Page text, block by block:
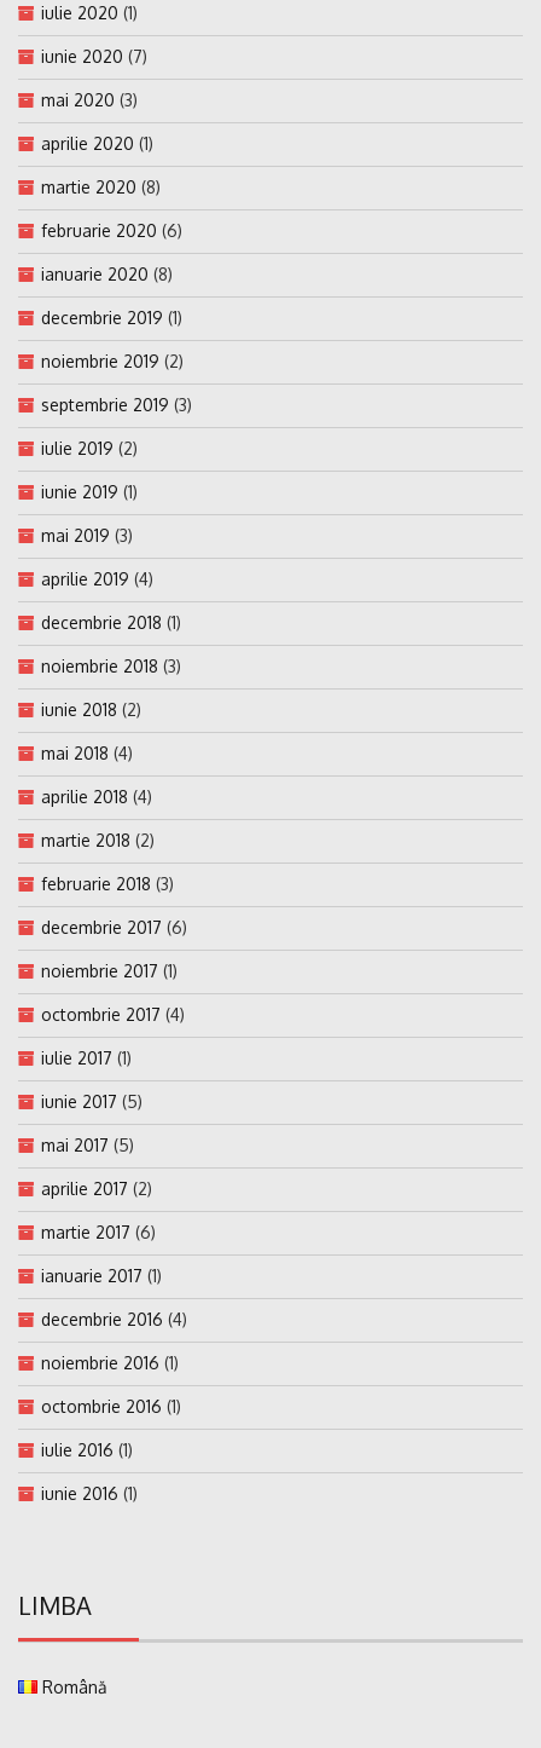
iulie 2020 (1)
iunie 2020 (7)
mai 2020 (3)
aprilie 2020 (1)
martie 2020 (8)
februarie 2020 (6)
ianuarie 2020 (8)
decembrie 2019 (1)
noiembrie 2019 (2)
septembrie 2019 (3)
iulie 2019 (2)
iunie 2019 (1)
mai 2019 (3)
aprilie 2019 (4)
decembrie 2018 (1)
noiembrie 2018 (3)
iunie 2018 (2)
mai 2018 (4)
aprilie 2018 (4)
martie 2018 (2)
februarie 2018 (3)
decembrie 2017 (6)
noiembrie 2017 (1)
octombrie 2017 (4)
iulie 2017 (1)
iunie 2017 (5)
mai 2017 (5)
aprilie 2017 (2)
martie 2017 (6)
ianuarie 2017 (1)
decembrie 2016 (4)
noiembrie 2016 (1)
octombrie 2016 (1)
iulie 2016 (1)
iunie 2016 (1)
LIMBA
Română